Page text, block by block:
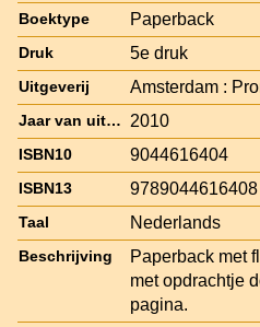
Boektype Paperback
Druk 5e druk
Uitgeverij Amsterdam :
Jaar van uitgave 2010
ISBN10 9044616404
ISBN13 9789044616408
Taal Nederlands
Beschrijving
Paperback met
met opdrachtje
pagina.